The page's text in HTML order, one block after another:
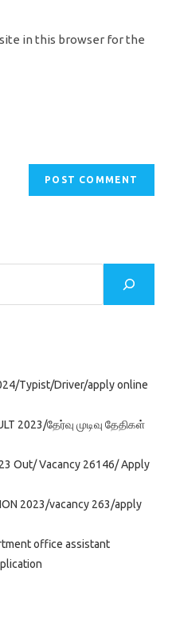
in this browser for the
Typist/Driver/apply online
2023/தேர்வு முடிவு தேதிகள்
Out/ Vacancy 26146/ Apply
2023/vacancy 263/apply
office assistant